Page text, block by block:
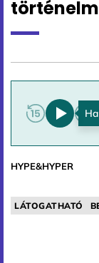
HYPE&HYPER
LÁTOGATHATÓ